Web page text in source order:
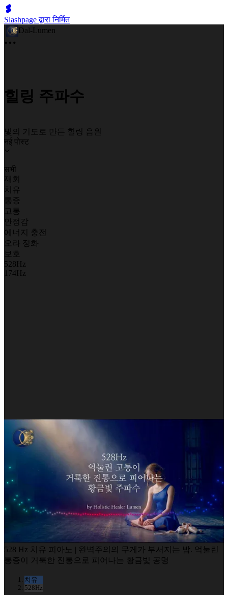
Slashpage द्वारा निर्मित
Dal-Lumen
힐링 주파수
빛의 기도로 만든 힐링 음원
नई पोस्ट
सभी
재회
치유
통증
고통
안정감
에너지 충전
오라 정화
보호
528Hz
174Hz
528 Hz 치유 피아노 | 완벽주의의 무게가 부서지는 밤. 억눌린
통증이 거룩한 진통으로 피어나는 황금빛 공명
치유
528Hz